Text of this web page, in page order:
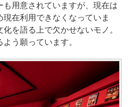
用意されていますが、現在は
在利用できなくなっていま
を語る上で欠かせないモノ。
う願っています。